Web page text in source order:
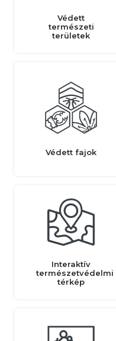
Védett
természeti
területek
Védett fajok
Interaktív
természetvédelmi
térkép